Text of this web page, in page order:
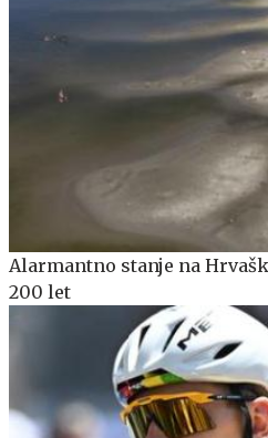
Alarmantno stanje na
200 let